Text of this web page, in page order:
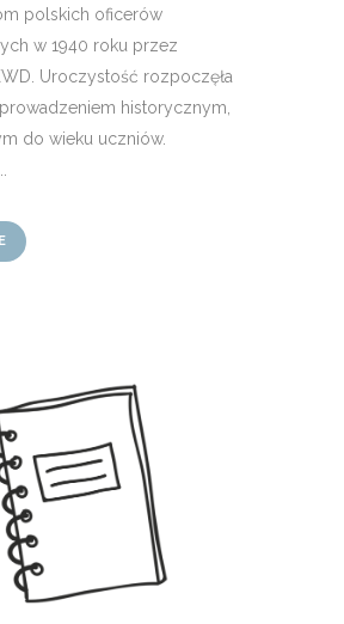
polskich oficerów
w 1940 roku przez
Uroczystość rozpoczęła
historycznym,
do wieku uczniów.